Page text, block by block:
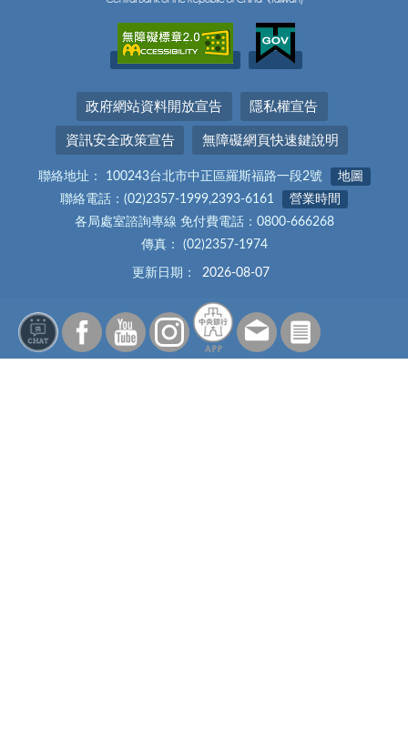
政府網站資料開放宣告 隱私權宣告
資訊安全政策宣告 無障礙網頁快速鍵說明
聯絡地址： 100243台北市中正區羅斯福路一段2號
地圖
聯絡電話：(02)2357-1999,2393-6161
營業時間
各局處室諮詢專線 免付費電話：0800-666268
傳真： (02)2357-1974
更新日期： 2026-08-07